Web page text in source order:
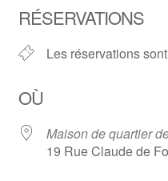
RÉSERVATIONS
Les réservations
OÙ
Maison de quartier
19 Rue Claude de